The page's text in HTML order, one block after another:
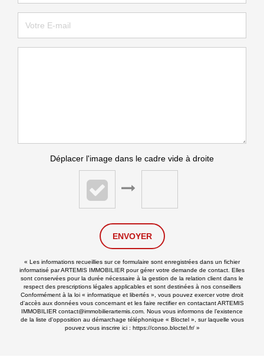
Déplacer l'image dans le cadre vide à droite
ENVOYER
« Les informations recueillies sur ce formulaire sont enregistrées dans un fichier
informatisé par ARTEMIS IMMOBILIER pour gérer votre demande de contact. Elles
sont conservées pour la durée nécessaire à la gestion de la relation client dans le
respect des prescriptions légales applicables et sont destinées à nos conseillers
Conformément à la loi « informatique et libertés », vous pouvez exercer votre droit
d'accès aux données vous concernant et les faire rectifier en contactant ARTEMIS
IMMOBILIER contact@immobilierartemis.com. Nous vous informons de l’existence
de la liste d'opposition au démarchage téléphonique « Bloctel », sur laquelle vous
pouvez vous inscrire ici : https://conso.bloctel.fr/»